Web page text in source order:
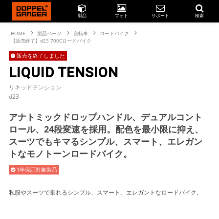
製品 フォト サポート 検索
HOME 製品ページ 自転車
ロードバイク
【販売終了】d23 700Cロードバイク
販売を終了しました
LIQUID TENSION
リキッドテンション
d23
アナトミックドロップハンドル、デュアルコント
ロール、24段変速を採用。配色を最小限に抑え、
スーツでもキマるシンプル、スマート、エレガン
トなモノトーンロードバイク。
1年保証対象製品
私服やスーツで乗れるシンプル、スマート、エレガントなロードバイク。